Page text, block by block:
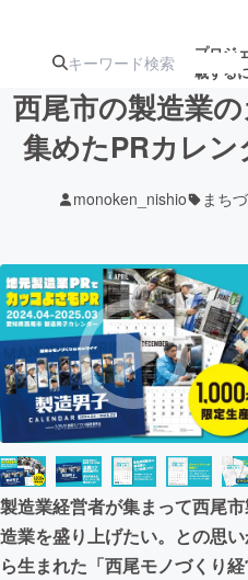
プロジ
載する
ジェクト
ターン
ジェクト
アート・写真
テクノロジー・ガジ
映像・映画
ビジネス・起業
まちづくり・地域活
西尾市の製造業
集めたPRカレン
monoken_nishio まち
製造業経営者が集まって西尾
造業を盛り上げたい。との思
ら生まれた「西尾モノづくり